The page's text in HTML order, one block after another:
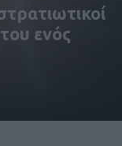
ενός